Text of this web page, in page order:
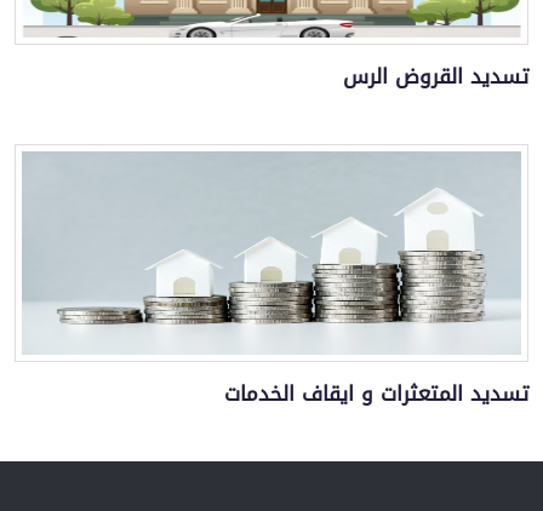
تسديد القروض الرس
تسديد المتعثرات و ايقاف الخدمات